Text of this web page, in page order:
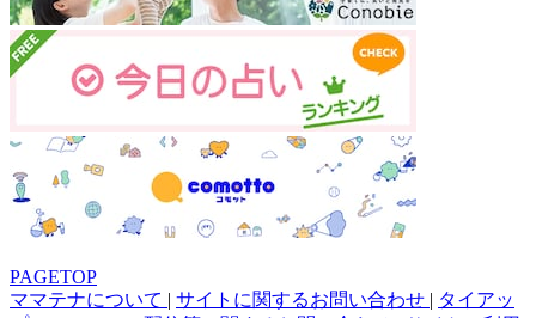
PAGETOP
ママテナについて | サイトに関するお問い合わせ | タイアッ